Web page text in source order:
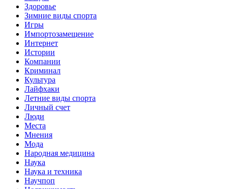
Здоровье
Зимние виды спорта
Игры
Импортозамещение
Интернет
Истории
Компании
Криминал
Культура
Лайфхаки
Летние виды спорта
Личный счет
Люди
Места
Мнения
Мода
Народная медицина
Наука
Наука и техника
Научпоп